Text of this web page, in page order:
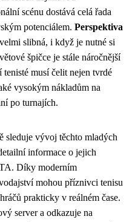
scénu dostává celá řada
potenciálem. Perspektiva
slibná, i když je nutné si
špičce je stále náročnější
musí čelit nejen tvrdé
vysokým nákladům na
po turnajích.
sleduje vývoj těchto mladých
informace o jejich
Díky moderním
mohou příznivci tenisu
prakticky v reálném čase.
server a odkazuje na